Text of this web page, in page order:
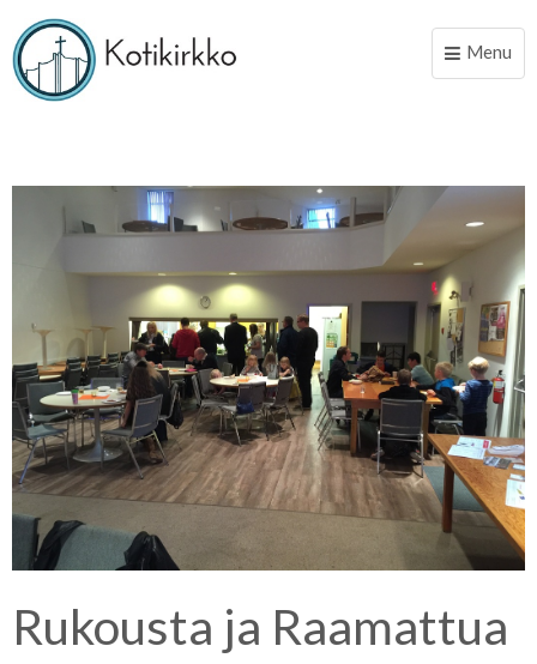
Toggle
Menu
Rukousta ja Raamattua